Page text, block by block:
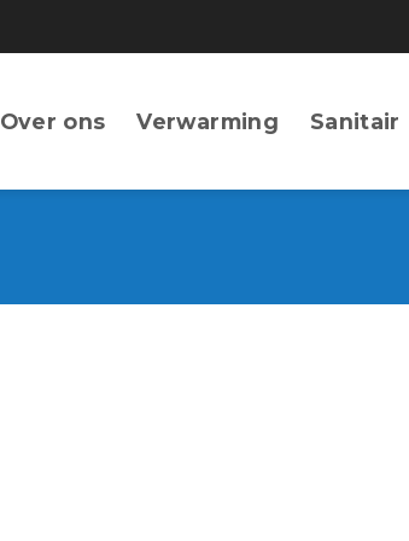
Over ons Verwarming Sanitair